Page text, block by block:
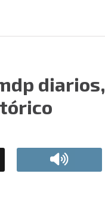
diarios,